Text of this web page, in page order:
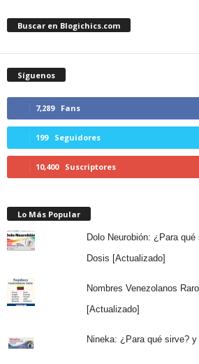
Buscar en Blogichics.com
Síguenos
7,289 Fans
199 Seguidores
10,400 Suscriptores
Lo Más Popular
Dolo Neurobión: ¿Para
Dosis [Actualizado]
Nombres Venezolanos
[Actualizado]
Nineka: ¿Para qué sirve? y